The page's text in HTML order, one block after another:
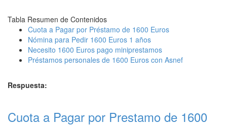
Tabla Resumen de Contenidos
Cuota a Pagar por Préstamo de 1600 Euros
Nómina para Pedir 1600 Euros 1 años
Necesito 1600 Euros pago miniprestamos
Préstamos personales de 1600 Euros con Asnef
Respuesta:
Cuota a Pagar por Prestamo de 1600